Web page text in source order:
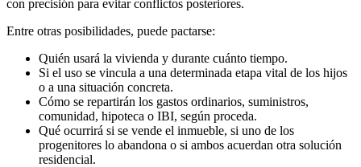
con precisión para evitar conflictos posteriores.
Entre otras posibilidades, puede pactarse:
Quién usará la vivienda y durante cuánto tiempo.
Si el uso se vincula a una determinada etapa vital de los hijos
o a una situación concreta.
Cómo se repartirán los gastos ordinarios, suministros,
comunidad, hipoteca o IBI, según proceda.
Qué ocurrirá si se vende el inmueble, si uno de los
progenitores lo abandona o si ambos acuerdan otra solución
residencial.